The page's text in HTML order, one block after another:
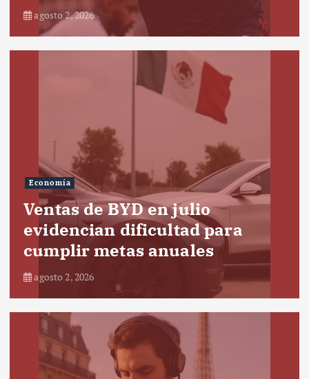
agosto 2, 2026
Economía
Ventas de BYD en julio
evidencian dificultad para
cumplir metas anuales
agosto 2, 2026